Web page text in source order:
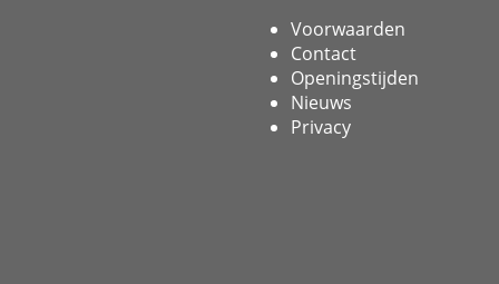
Voorwaarden
Contact
Openingstijden
Nieuws
Privacy